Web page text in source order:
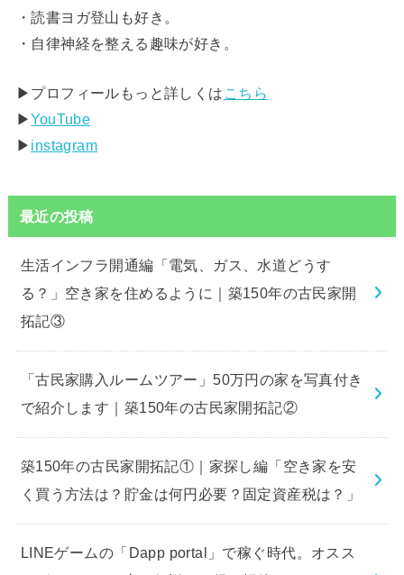
・読書ヨガ登山も好き。
・自律神経を整える趣味が好き。
▶︎プロフィールもっと詳しくは こちら
▶︎YouTube
▶︎ instagram
最近の投稿
生活インフラ開通編「電気、ガス、水道どうす
る？」空き家を住めるように｜築150年の古民家開
拓記③
「古民家購入ルームツアー」50万円の家を写真付き
で紹介します｜築150年の古民家開拓記②
築150年の古民家開拓記①｜家探し編「空き家を安
く買う方法は？貯金は何円必要？固定資産税は？」
LINEゲームの「Dapp portal」で稼ぐ時代。オスス